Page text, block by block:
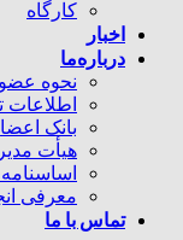
کارگاه
اخبار
درباره‌ما
نحوه
بانک اعضا
هیأت
معرفی
تماس با ما